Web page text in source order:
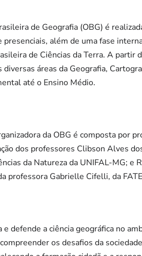
de Geografia (OBG) é
presenciais, além de uma fase
de Ciências da Terra. A partir
diversas áreas da Geografia,
até o Ensino Médio.
da OBG é composta por
dos professores Clibson Alves
da Natureza da UNIFAL-MG; e
professora Gabrielle Cifelli, da
e defende a ciência geográfica no
os desafios da